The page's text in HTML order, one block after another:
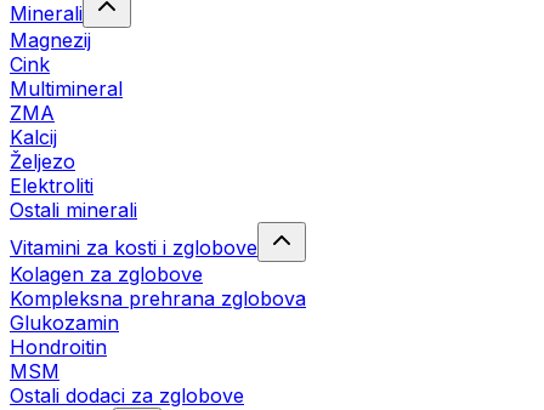
Minerali
Magnezij
Cink
Multimineral
ZMA
Kalcij
Željezo
Elektroliti
Ostali minerali
Vitamini za kosti i zglobove
Kolagen za zglobove
Kompleksna prehrana zglobova
Glukozamin
Hondroitin
MSM
Ostali dodaci za zglobove